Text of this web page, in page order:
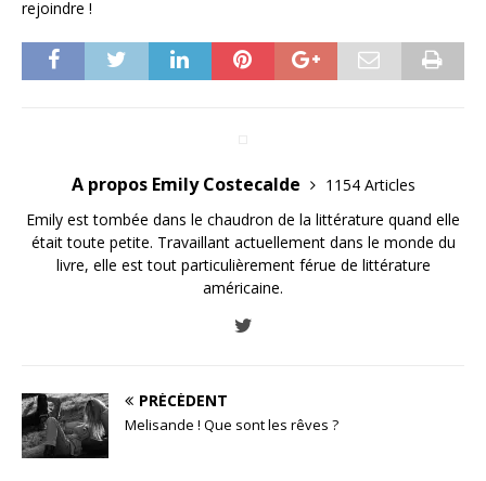
rejoindre !
A propos Emily Costecalde
1154 Articles
Emily est tombée dans le chaudron de la littérature quand elle
était toute petite. Travaillant actuellement dans le monde du
livre, elle est tout particulièrement férue de littérature
américaine.
PRÉCÉDENT
Melisande ! Que sont les rêves ?